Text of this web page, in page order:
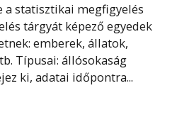
a statisztikai megfigyelés
tárgyát képező egyedek
emberek, állatok,
Típusai: állósokaság
ki, adatai időpontra...